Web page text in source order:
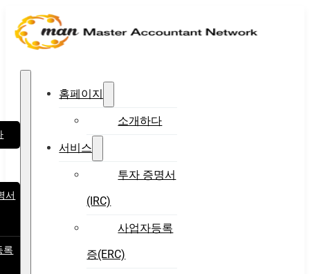
서
록
홈페이지
소개하다
서비스
투자 증명서
(IRC)
사업자등록
증(ERC)